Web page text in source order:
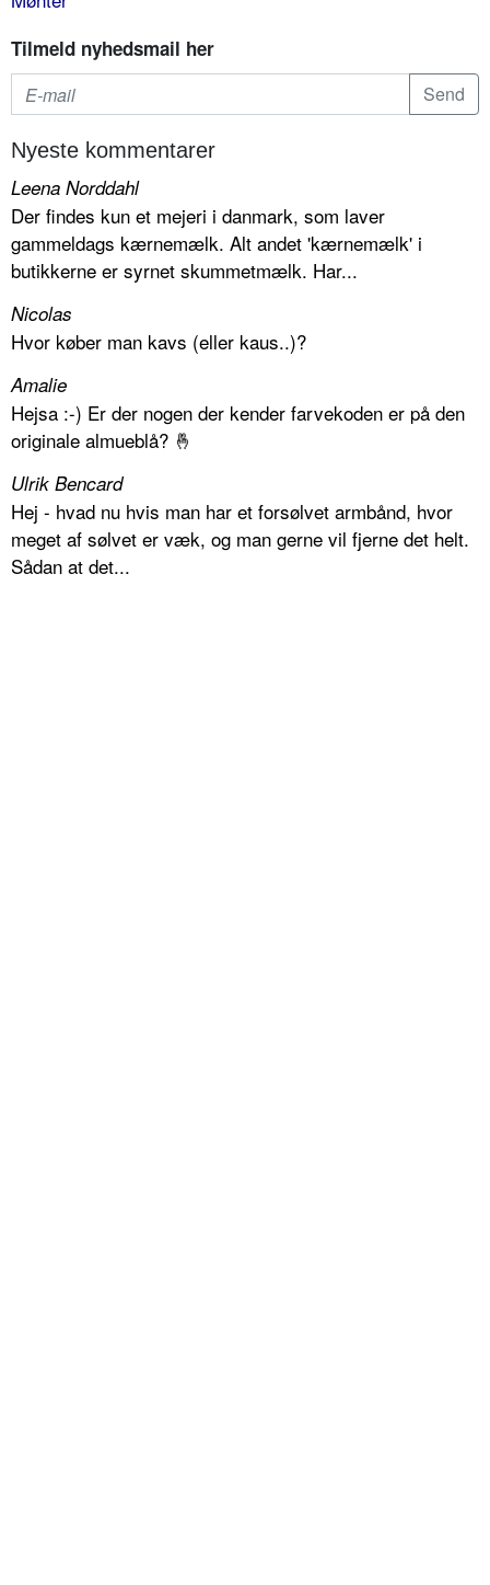
Tilmeld nyhedsmail her
Nyeste kommentarer
Leena Norddahl
Der findes kun et mejeri i danmark, som laver
gammeldags kærnemælk. Alt andet 'kærnemælk' i
butikkerne er syrnet skummetmælk. Har...
Nicolas
Hvor køber man kavs (eller kaus..)?
Amalie
Hejsa :-) Er der nogen der kender farvekoden er på den
originale almueblå? 🤞
Ulrik Bencard
Hej - hvad nu hvis man har et forsølvet armbånd, hvor
meget af sølvet er væk, og man gerne vil fjerne det helt.
Sådan at det...